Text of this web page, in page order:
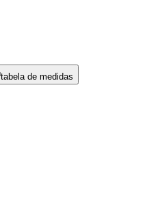
tabela de medidas